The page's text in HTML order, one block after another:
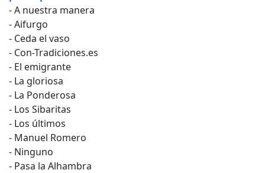
- A nuestra manera
- Aifurgo
- Ceda el vaso
- Con-Tradiciones.es
- El emigrante
- La gloriosa
- La Ponderosa
- Los Sibaritas
- Los últimos
- Manuel Romero
- Ninguno
- Pasa la Alhambra